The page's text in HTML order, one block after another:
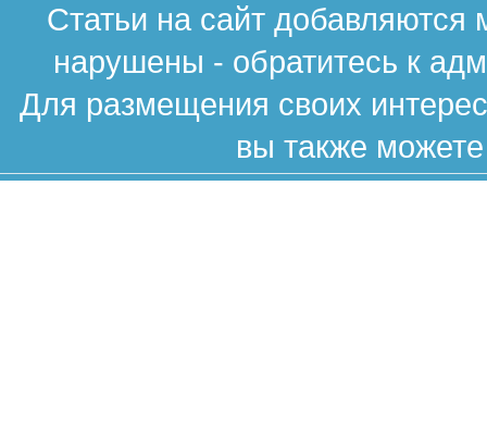
Статьи на сайт
нарушены - обратитесь к
Для размещения своих
вы также